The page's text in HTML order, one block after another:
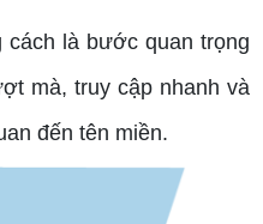
là bước quan trọng
mà, truy cập nhanh và
đến tên miền.